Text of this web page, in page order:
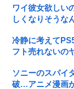
ワイ彼女欲しい
しくなりそうな
冷静に考えて
フト売れないの
ソニーのスパイ
破…アニメ漫画